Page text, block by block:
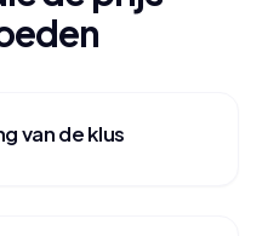
van de klus